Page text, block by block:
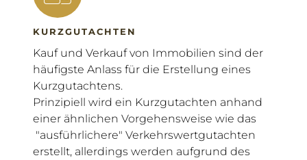
KURZGUTACHTEN
Kauf und Verkauf von Immobilien sind der
häufigste Anlass für die Erstellung eines
Kurzgutachtens.
Prinzipiell wird ein Kurzgutachten anhand
einer ähnlichen Vorgehensweise wie das
"ausführlichere" Verkehrswertgutachten
erstellt, allerdings werden aufgrund des